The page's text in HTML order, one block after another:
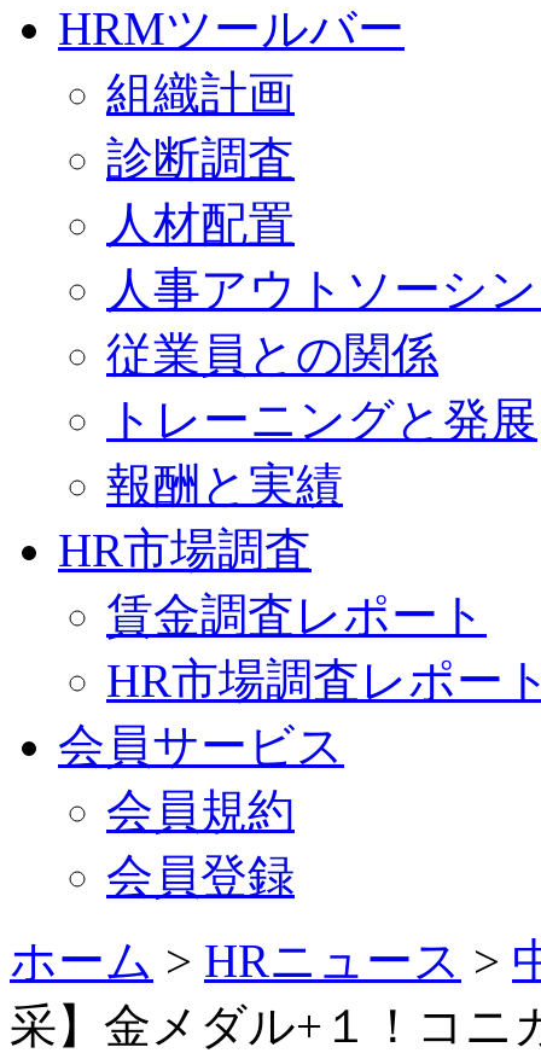
HRMツールバー
組織計画
診断調査
人材配置
人事アウトソーシ
従業員との関係
トレーニングと発展
報酬と実績
HR市場調査
賃金調査レポート
HR市場調査レポー
会員サービス
会員規約
会員登録
ホーム > HRニュース >
采】金メダル+１！コニ